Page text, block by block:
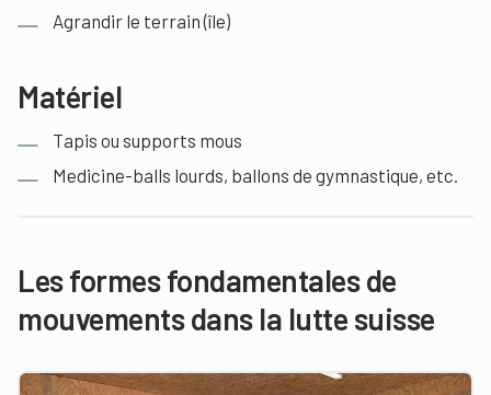
Agrandir le terrain (île)
Matériel
Tapis ou supports mous
Medicine-balls lourds, ballons de gymnastique, etc.
Les formes fondamentales de
mouvements dans la lutte suisse